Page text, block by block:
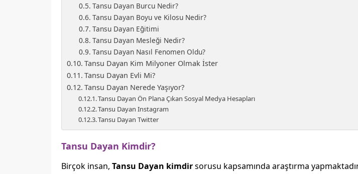
Tansu Dayan Burcu Nedir?
Tansu Dayan Boyu ve Kilosu Nedir?
Tansu Dayan Eğitimi
Tansu Dayan Mesleği Nedir?
Tansu Dayan Nasıl Fenomen Oldu?
Tansu Dayan Kim Milyoner Olmak İster
Tansu Dayan Evli Mi?
Tansu Dayan Nerede Yaşıyor?
Tansu Dayan Ön Plana Çıkan Sosyal Medya Hesapları
Tansu Dayan Instagram
Tansu Dayan Twitter
Tansu Dayan Kimdir?
Birçok insan, Tansu Dayan kimdirsorusu kapsamında araştırma